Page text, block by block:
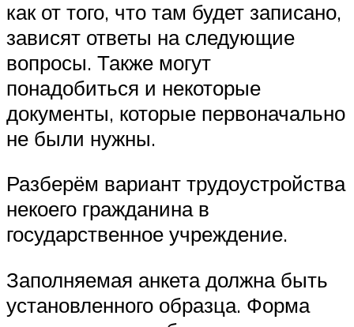
как от того, что там будет записано,
зависят ответы на следующие
вопросы. Также могут
понадобиться и некоторые
документы, которые первоначально
не были нужны.
Разберём вариант трудоустройства
некоего гражданина в
государственное учреждение.
Заполняемая анкета должна быть
установленного образца. Форма